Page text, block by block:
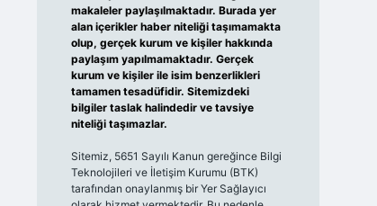
makaleler paylaşılmaktadır. Burada yer
alan içerikler haber niteliği taşımamakta
olup, gerçek kurum ve kişiler hakkında
paylaşım yapılmamaktadır. Gerçek
kurum ve kişiler ile isim benzerlikleri
tamamen tesadüfidir. Sitemizdeki
bilgiler taslak halindedir ve tavsiye
niteliği taşımazlar.
Sitemiz, 5651 Sayılı Kanun gereğince Bilgi
Teknolojileri ve İletişim Kurumu (BTK)
tarafından onaylanmış bir Yer Sağlayıcı